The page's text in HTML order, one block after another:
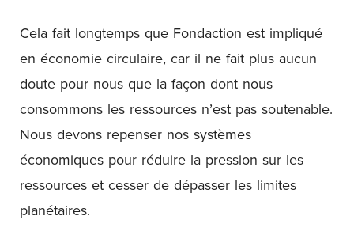
Cela fait longtemps que Fondaction est impliqué
en économie circulaire, car il ne fait plus aucun
doute pour nous que la façon dont nous
consommons les ressources n’est pas soutenable.
Nous devons repenser nos systèmes
économiques pour réduire la pression sur les
ressources et cesser de dépasser les limites
planétaires.